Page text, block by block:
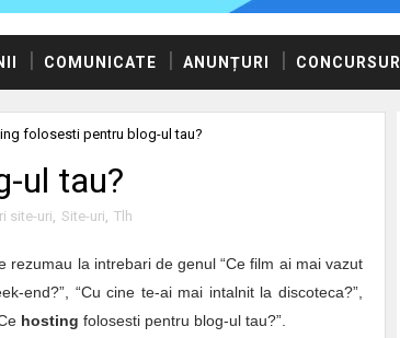
COMUNICATE ANUNȚURI CONCURSURI
folosesti pentru blog-ul tau?
ul tau?
site-uri, Site-uri, Tlh
rezumau la intrebari de genul “Ce film ai mai vazut
end?”, “Cu cine te-ai mai intalnit la discoteca?”,
hosting folosesti pentru blog-ul tau?”.